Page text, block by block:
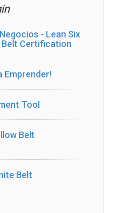
- Lean Six
Belt Certification
Emprender!
Tool
Belt
Belt